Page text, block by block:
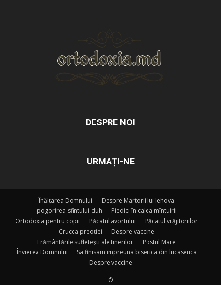
DESPRE NOI
URMAȚI-NE
Înălțarea Domnului
Despre Martorii lui Iehova
pogorirea-sfintului-duh
Piedici în calea mîntuirii
Ortodoxia pentru copii
Păcatul avortului
Păcatul vrăjitoriilor
Crucea preoției
Despre vaccine
Frământările sufletești ale tinerilor
Postul Mare
Învierea Domnului
Sa finisam impreuna biserica din lucaseuca
Despre vaccine
©